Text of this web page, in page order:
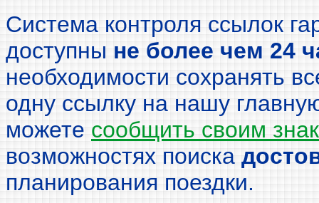
Система контроля ссылок
доступны не более чем 24
необходимости сохранять
одну ссылку на нашу
можете сообщить своим
возможностях поиска
планирования поездки.